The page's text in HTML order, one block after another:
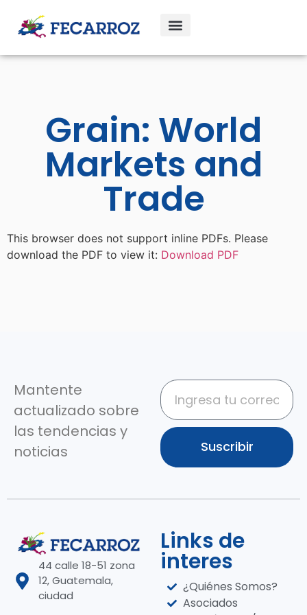
Grain: World
Markets and
Trade
This browser does not support inline PDFs. Please
download the PDF to view it: Download PDF
Mantente
actualizado sobre
las tendencias y
noticias
Suscribir
44 calle 18-51 zona
12, Guatemala,
ciudad
Links de
interes
¿Quiénes Somos?
Asociados